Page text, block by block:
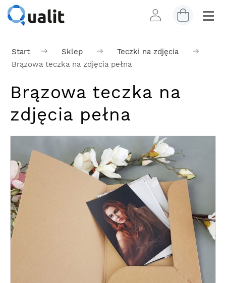
Start Sklep
Teczki na zdjęcia
Brązowa teczka na zdjęcia pełna
Brązowa teczka na
zdjęcia pełna